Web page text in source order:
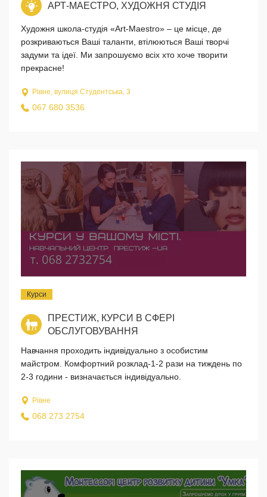
АРТ-МАЕСТРО, ХУДОЖНЯ СТУДІЯ
Художня школа-студія «Art-Maestro» – це місце, де
розкриваються Ваші таланти, втілюються Ваші творчі
задуми та ідеї. Ми запрошуємо всіх хто хоче творити
прекрасне!
Рівне, вулиця Студентська, 3
067 680 3536
Курси
ПРЕСТИЖ, КУРСИ В СФЕРІ
ОБСЛУГОВУВАННЯ
Навчання проходить індивідуально з особистим
майстром. Комфортний розклад-1-2 рази на тиждень по
2-3 години - визначається індивідуально.
Рівне
068 273 2754